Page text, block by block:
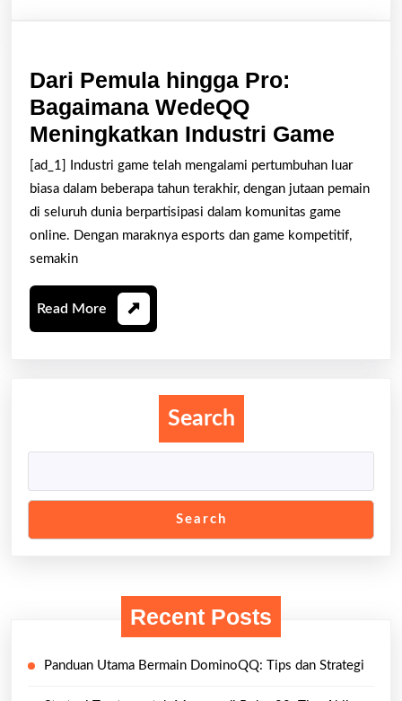
Dari Pemula hingga Pro:
Bagaimana WedeQQ
Meningkatkan Industri Game
Pro:
[ad_1] Industri game telah mengalami pertumbuhan luar
biasa dalam beberapa tahun terakhir, dengan jutaan pemain
di seluruh dunia berpartisipasi dalam komunitas game
online. Dengan maraknya esports dan game kompetitif,
semakin
Read More Read
More
Search
Search
Recent Posts
Panduan Utama Bermain DominoQQ: Tips dan Strategi